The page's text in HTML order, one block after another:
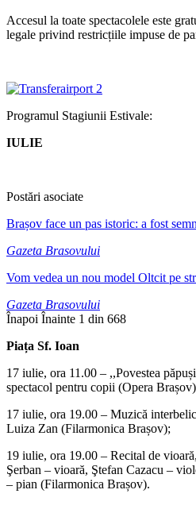
Accesul la toate spectacolele este
legale privind restricțiile impuse de
Programul Stagiunii Estivale:
IULIE
Postări asociate
Brașov face un pas istoric: a fost
Gazeta Brasovului
Vom vedea un nou model Oltcit pe
Gazeta Brasovului
Înapoi Înainte 1 din 668
Piața Sf. Ioan
17 iulie, ora 11.00 – ,,Povestea
spectacol pentru copii (Opera
17 iulie, ora 19.00 – Muzică
Luiza Zan (Filarmonica Brașov);
19 iulie, ora 19.00 – Recital de
Şerban – vioară, Ştefan Cazacu –
– pian (Filarmonica Brașov).